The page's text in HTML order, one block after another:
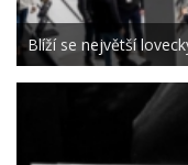
Blíží se největší